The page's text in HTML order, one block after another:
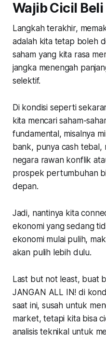
Wajib Cicil Beli
Langkah terakhir,
adalah kita tetap boleh
saham yang kita rasa
jangka menengah
selektif.
Di kondisi seperti
kita mencari saham-
fundamental, misalnya
bank, punya cash tebal,
negara rawan konflik
prospek pertumbuhan
depan.
Jadi, nantinya kita
ekonomi yang sedang
ekonomi mulai pulih,
akan pulih lebih dulu.
Last but not least, buat
JANGAN ALL IN! di
saat ini, susah untuk
market, tetapi kita bisa
analisis teknikal untuk